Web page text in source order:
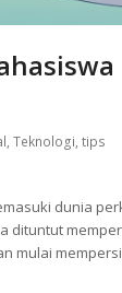
, Teknologi, tips
dunia
mulai